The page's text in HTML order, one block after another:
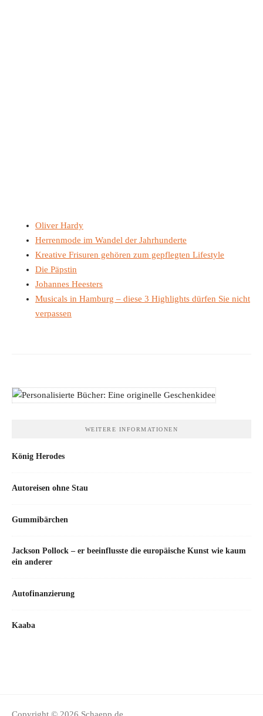
Oliver Hardy
Herrenmode im Wandel der Jahrhunderte
Kreative Frisuren gehören zum gepflegten Lifestyle
Die Päpstin
Johannes Heesters
Musicals in Hamburg – diese 3 Highlights dürfen Sie nicht
verpassen
WEITERE INFORMATIONEN
König Herodes
Autoreisen ohne Stau
Gummibärchen
Jackson Pollock – er beeinflusste die europäische Kunst wie kaum
ein anderer
Autofinanzierung
Kaaba